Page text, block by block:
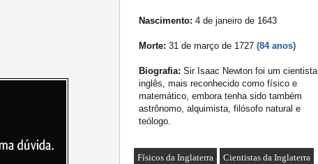
Nascimento: 4 de janeiro de 1643
Morte: 31 de março de 1727 (84 anos)
Biografia: Sir Isaac Newton foi um cientista
inglês, mais reconhecido como físico e
matemático, embora tenha sido também
astrônomo, alquimista, filósofo natural e
teólogo.
Físicos da Inglaterra Cientistas da Inglaterra